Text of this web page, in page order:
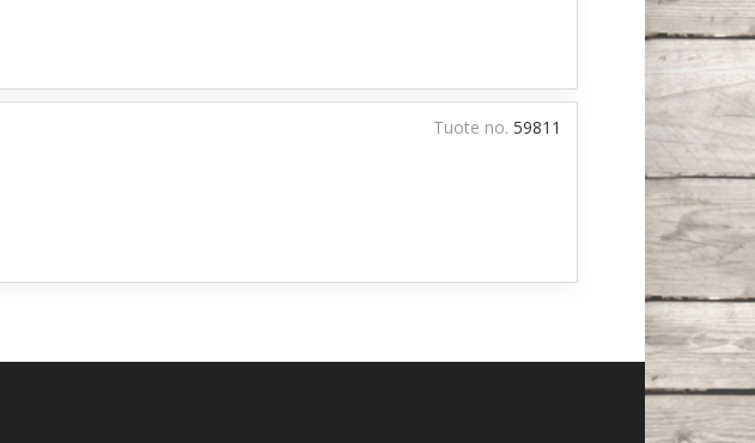
Tuote no. 59811